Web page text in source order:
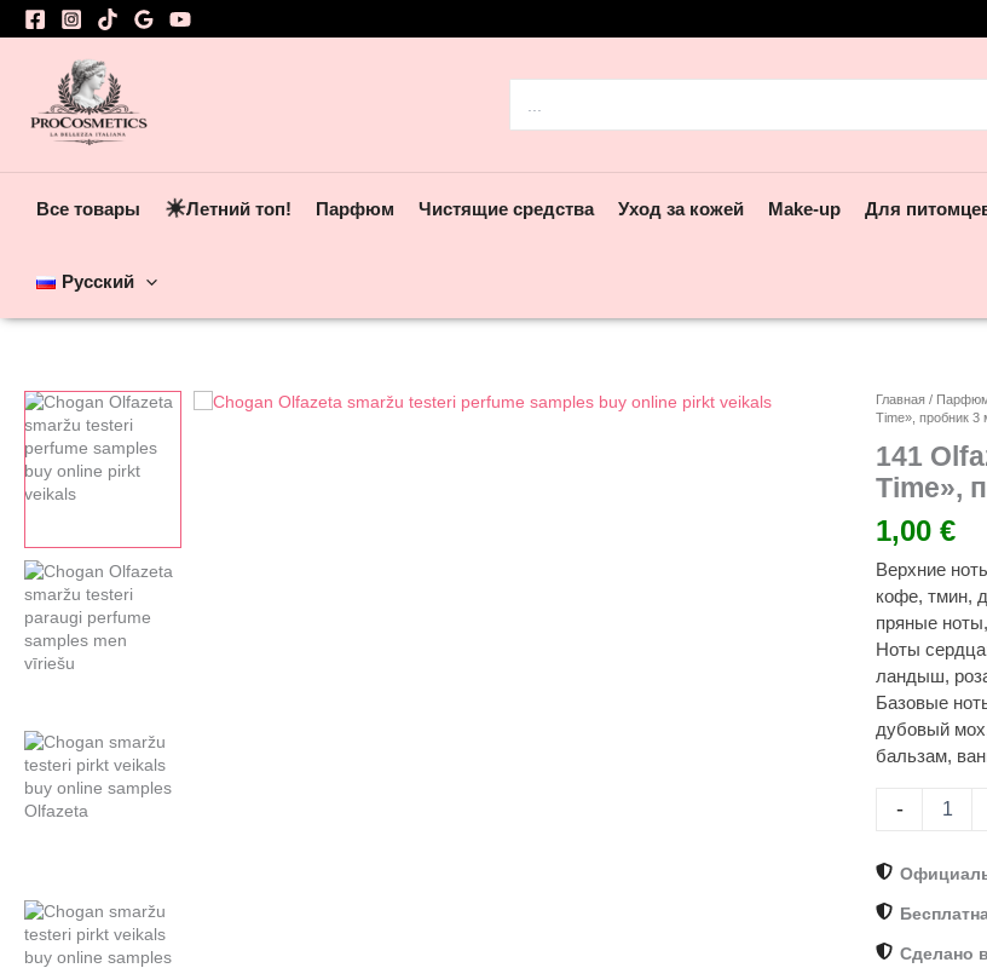
Перейти
содержимому
Все товары ☀️Летний топ! Парфюм Чистящие средства Уход за кожей Make-up Для
Русский
Главная /
Time», пробник 3
141
Time»,
1,00€
Верхние
кофе, тмин,
пряные
Ноты
ландыш,
Базовые
дубовый
бальзам,
-
Количество
товара
141
Olfazeta
Chogan
—
унисекс-
парфюм
«Sands
of
Time»,
3
Сделано